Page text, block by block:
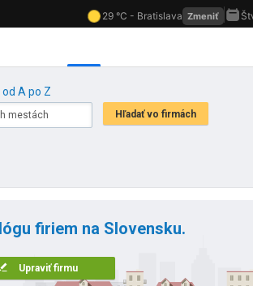
A po Z
firiem na Slovensku.
Upraviť firmu